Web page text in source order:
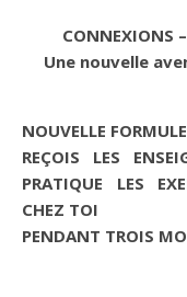
Une nouvelle
NOUVELLE
REÇOIS LES
PRATIQUE LES
CHEZ TOI
PENDANT TROIS